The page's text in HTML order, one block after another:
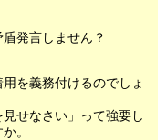
発言しません？
を義務付けるのでしょ
せなさい」って強要し
。